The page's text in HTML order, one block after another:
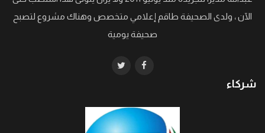
الآن ، ولدى الصحيفة طاقم إعلامي متخصص وهناك مشروع لتصبح
صحيفة يومية
شركاء